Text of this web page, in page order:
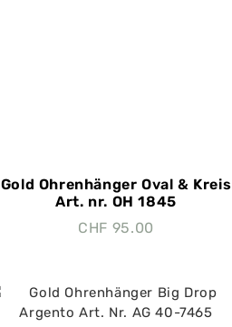
Gold Ohrenhänger Oval & Kreis
Art. nr. OH 1845
CHF 95.00